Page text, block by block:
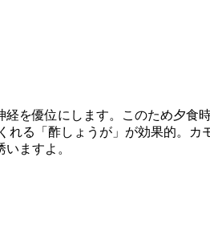
を優位にします。このため夕食
る「酢しょうが」が効果的。カ
ますよ。